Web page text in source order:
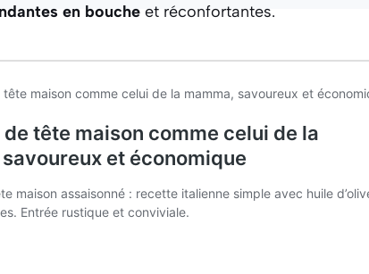
en bouche et réconfortantes.